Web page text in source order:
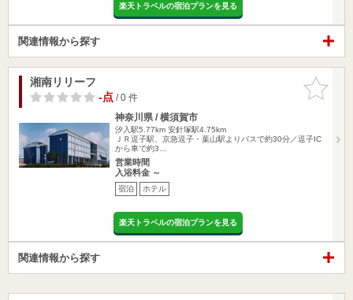
楽天トラベルの宿泊プランを見る
関連情報から探す
お気に入
りに追加
湘南リリーフ
-点/ 0 件
神奈川県 / 横須賀市
汐入駅5.77km 安針塚駅4.75km
ＪＲ逗子駅、京急逗子・葉山駅よりバスで約30分／逗子IC
から車で約3…
営業時間
入浴料金 ～
宿泊 ホテル
楽天トラベルの宿泊プランを見る
関連情報から探す